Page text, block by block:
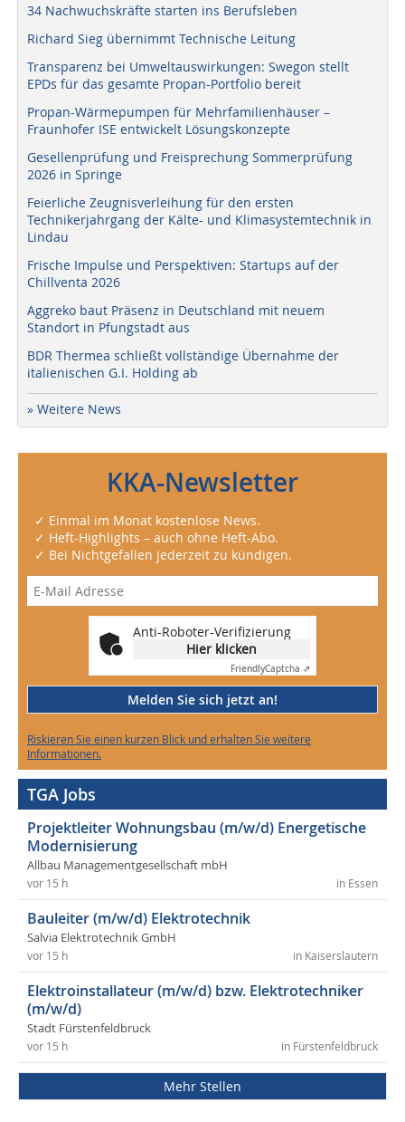
34 Nachwuchskräfte starten ins Berufsleben
Richard Sieg übernimmt Technische Leitung
Transparenz bei Umweltauswirkungen: Swegon stellt
EPDs für das gesamte Propan-Portfolio bereit
Propan-Wärmepumpen für Mehrfamilienhäuser –
Fraunhofer ISE entwickelt Lösungskonzepte
Gesellenprüfung und Freisprechung Sommerprüfung
2026 in Springe
Feierliche Zeugnisverleihung für den ersten
Technikerjahrgang der Kälte- und Klimasystemtechnik in
Lindau
Frische Impulse und Perspektiven: Startups auf der
Chillventa 2026
Aggreko baut Präsenz in Deutschland mit neuem
Standort in Pfungstadt aus
BDR Thermea schließt vollständige Übernahme der
italienischen G.I. Holding ab
» Weitere News
KKA-Newsletter
✓ Einmal im Monat kostenlose News.
✓ Heft-Highlights – auch ohne Heft-Abo.
✓ Bei Nichtgefallen jederzeit zu kündigen.
Anti-Roboter-Verifizierung
Hier klicken
FriendlyCaptcha ⇗
Melden Sie sich jetzt an!
Riskieren Sie einen kurzen Blick und erhalten Sie weitere
Informationen.
TGA Jobs
Projektleiter Wohnungsbau (m/w/d) Energetische
Modernisierung
Allbau Managementgesellschaft mbH
in Essen
vor 15 h
Bauleiter (m/w/d) Elektrotechnik
Salvia Elektrotechnik GmbH
in Kaiserslautern
vor 15 h
Elektroinstallateur (m/w/d) bzw. Elektrotechniker
(m/w/d)
Stadt Fürstenfeldbruck
in Fürstenfeldbruck
vor 15 h
Mehr Stellen